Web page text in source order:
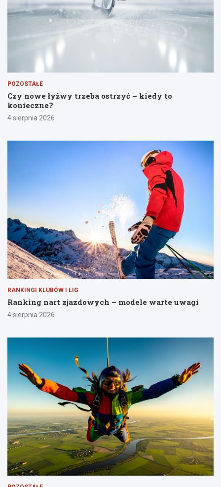
POZOSTAŁE
Czy nowe łyżwy trzeba ostrzyć – kiedy to
konieczne?
4 sierpnia 2026
RANKINGI KLUBÓW I LIG
Ranking nart zjazdowych – modele warte uwagi
4 sierpnia 2026